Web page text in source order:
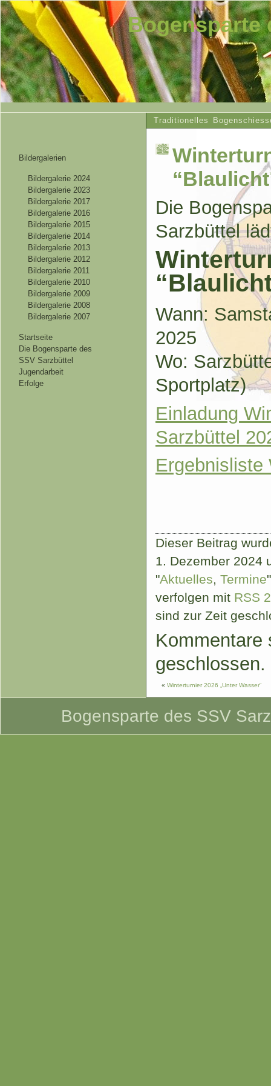
Bogensparte
Traditionelles
Bildergalerien
Bildergalerie 2024
Bildergalerie 2023
Bildergalerie 2017
Bildergalerie 2016
Bildergalerie 2015
Bildergalerie 2014
Bildergalerie 2013
Bildergalerie 2012
Bildergalerie 2011
Bildergalerie 2010
Bildergalerie 2009
Bildergalerie 2008
Bildergalerie 2007
Startseite
Die Bogensparte des
SSV Sarzbüttel
Jugendarbeit
Erfolge
Die
Sarzbüttel
Wann:
2025
Wo:
Sportplatz)
Einladung
Sarzbüttel
Ergebnisliste
Dieser Beitrag
1. Dezember 2024
"Aktuelles, Termine
verfolgen mit RSS
sind zur Zeit
Kommentare
geschlossen.
« Winterturnier 2026 „Unter Wasser“
Bogensparte des SSV